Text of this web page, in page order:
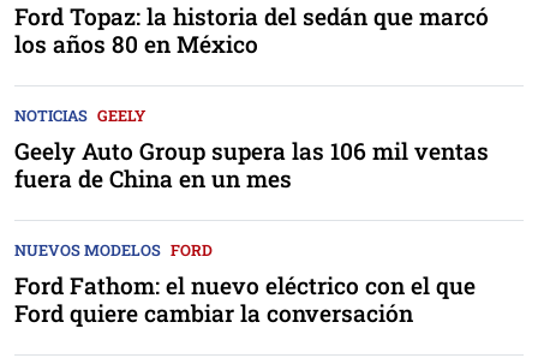
Ford Topaz: la historia del sedán que marcó
los años 80 en México
NOTICIAS GEELY
Geely Auto Group supera las 106 mil ventas
fuera de China en un mes
NUEVOS MODELOS FORD
Ford Fathom: el nuevo eléctrico con el que
Ford quiere cambiar la conversación